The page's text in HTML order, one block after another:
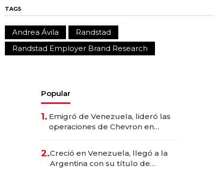
TAGS
Andrea Ávila
Randstad
Randstad Employer Brand Research
Popular
1. Emigró de Venezuela, lideró las
operaciones de Chevron en
2.Creció en Venezuela, llegó a la
Argentina con su título de